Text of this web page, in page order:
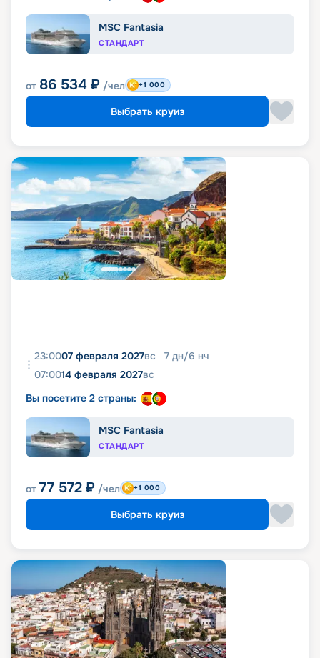
MSC Fantasia
СТАНДАРТ
от 86 534 ₽ /чел +1 000
Выбрать круиз
23:0007 февраля 2027вс 7 дн/6 нч
07:0014 февраля 2027вс
Вы посетите 2 страны:
MSC Fantasia
СТАНДАРТ
от 77 572 ₽ /чел +1 000
Выбрать круиз